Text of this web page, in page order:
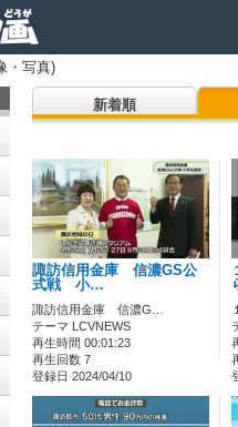
・写真)
新着順
諏訪信用金庫 信濃GS公
式戦 小…
諏訪信用金庫 信濃G…
テーマ LCVNEWS
再生時間 00:01:23
再生回数 7
登録日 2024/04/10